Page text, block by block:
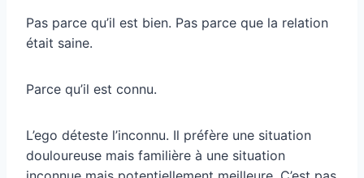
Pas parce qu’il est bien. Pas parce que la relation
était saine.
Parce qu’il est connu.
L’ego déteste l’inconnu. Il préfère une situation
douloureuse mais familière à une situation